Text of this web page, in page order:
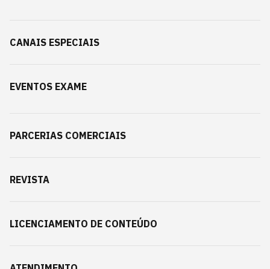
CANAIS ESPECIAIS
EVENTOS EXAME
PARCERIAS COMERCIAIS
REVISTA
LICENCIAMENTO DE CONTEÚDO